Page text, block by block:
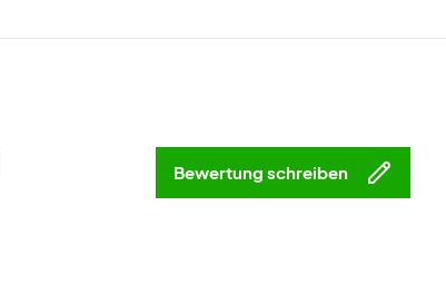
Bewertung schreiben